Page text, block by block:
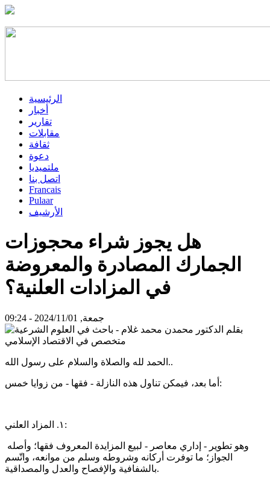
الرئيسية
أخبار
تقارير
مقابلات
ثقافة
دعوة
ملتميديا
اتصل بنا
Francais
Pulaar
الأرشيف
هل يجوز شراء محجوزات
الجمارك المصادرة والمعروضة
في المزادات العلنية؟
جمعة, 2024/11/01 - 09:24
الحمد لله والصلاة والسلام على رسول الله..
أما بعد، فيمكن تناول هذه النازلة - فقها - من زوايا خمس:
١. المزاد العلني:
الجواز؛ ما توفرت أركانه وشروطه وسلم من موانعه، واتّسم
بالشفافية والإفصاح والعدل والمصداقية.